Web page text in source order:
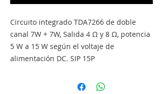
Circuito integrado TDA7266 de doble
canal 7W + 7W, Salida 4 Ω y 8 Ω, potencia
5 W a 15 W según el voltaje de
alimentación DC. SIP 15P